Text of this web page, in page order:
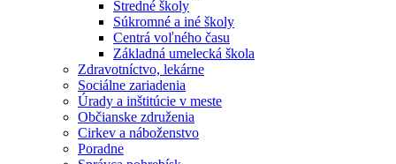
Stredné školy
Súkromné a iné školy
Centrá voľného času
Základná umelecká škola
Zdravotníctvo, lekárne
Sociálne zariadenia
Úrady a inštitúcie v meste
Občianske združenia
Cirkev a náboženstvo
Poradne